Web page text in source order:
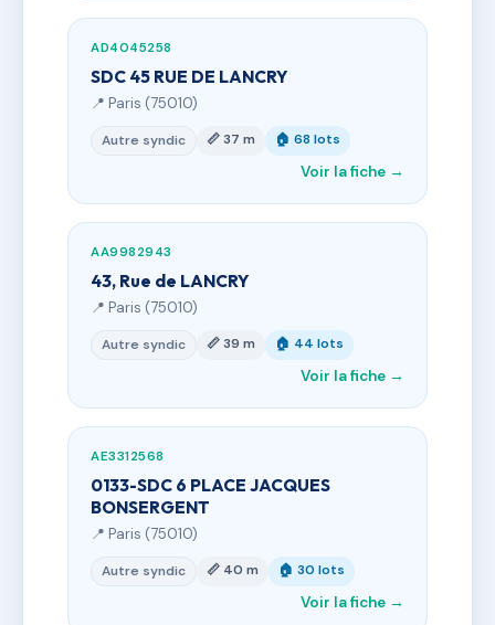
AD4045258
SDC 45 RUE DE LANCRY
📍 Paris (75010)
Autre syndic 📏 37 m 🏠 68 lots
Voir la fiche →
AA9982943
43, Rue de LANCRY
📍 Paris (75010)
Autre syndic 📏 39 m 🏠 44 lots
Voir la fiche →
AE3312568
0133-SDC 6 PLACE JACQUES
BONSERGENT
📍 Paris (75010)
Autre syndic 📏 40 m 🏠 30 lots
Voir la fiche →